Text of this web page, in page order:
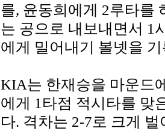
를, 윤동희에게 2루타를
는 공으로 내보내면서 1
에게 밀어내기 볼넷을
KIA는 한재승을 마운드
에게 1타점 적시타를 맞
다. 격차는 2-7로 크게 벌